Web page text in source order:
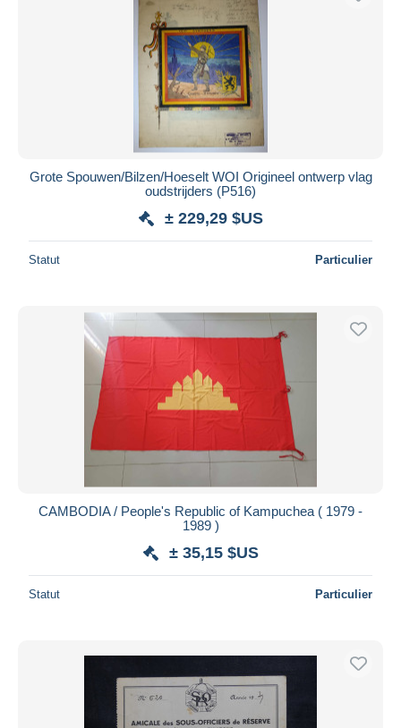
Grote Spouwen/Bilzen/Hoeselt WOI Origineel ontwerp vlag
oudstrijders (P516)
± 229,29 $US
Statut Particulier
CAMBODIA / People's Republic of Kampuchea ( 1979 -
1989 )
± 35,15 $US
Statut Particulier